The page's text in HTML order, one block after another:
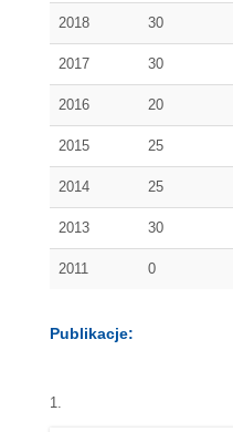
2018 30
2017 30
2016 20
2015 25
2014 25
2013 30
2011 0
Publikacje:
1.